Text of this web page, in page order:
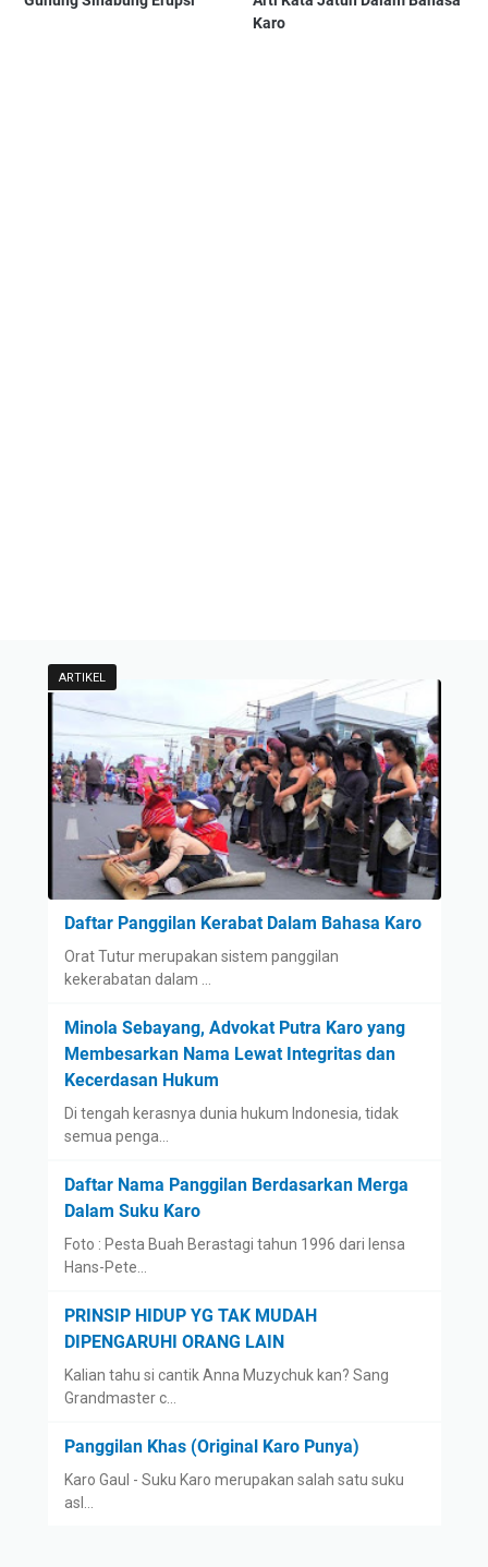
Karo
ARTIKEL
Daftar Panggilan Kerabat Dalam Bahasa Karo
Orat Tutur merupakan sistem panggilan
kekerabatan dalam …
Minola Sebayang, Advokat Putra Karo yang
Membesarkan Nama Lewat Integritas dan
Kecerdasan Hukum
Di tengah kerasnya dunia hukum Indonesia, tidak
semua penga…
Daftar Nama Panggilan Berdasarkan Merga
Dalam Suku Karo
Foto : Pesta Buah Berastagi tahun 1996 dari lensa
Hans-Pete…
PRINSIP HIDUP YG TAK MUDAH
DIPENGARUHI ORANG LAIN
Kalian tahu si cantik Anna Muzychuk kan? Sang
Grandmaster c…
Panggilan Khas (Original Karo Punya)
Karo Gaul - Suku Karo merupakan salah satu suku
asl…